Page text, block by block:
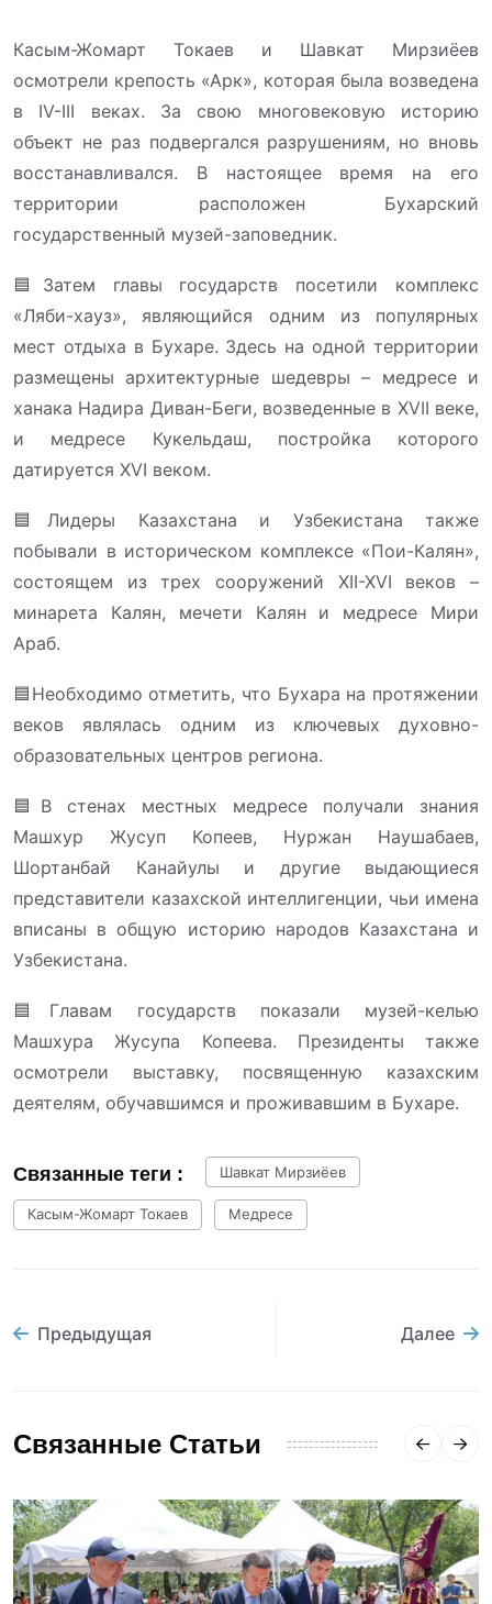
Касым-Жомарт Токаев и Шавкат Мирзиёев
осмотрели крепость «Арк», которая была возведена
в IV-III веках. За свою многовековую историю
объект не раз подвергался разрушениям, но вновь
восстанавливался. В настоящее время на его
территории расположен Бухарский
государственный музей-заповедник.
🟦Затем главы государств посетили комплекс
«Ляби-хауз», являющийся одним из популярных
мест отдыха в Бухаре. Здесь на одной территории
размещены архитектурные шедевры – медресе и
ханака Надира Диван-Беги, возведенные в XVII веке,
и медресе Кукельдаш, постройка которого
датируется XVI веком.
🟦Лидеры Казахстана и Узбекистана также
побывали в историческом комплексе «Пои-Калян»,
состоящем из трех сооружений XII-XVI веков –
минарета Калян, мечети Калян и медресе Мири
Араб.
🟦Необходимо отметить, что Бухара на протяжении
веков являлась одним из ключевых духовно-
образовательных центров региона.
🟦В стенах местных медресе получали знания
Машхур Жусуп Копеев, Нуржан Наушабаев,
Шортанбай Канайулы и другие выдающиеся
представители казахской интеллигенции, чьи имена
вписаны в общую историю народов Казахстана и
Узбекистана.
🟦Главам государств показали музей-келью
Машхура Жусупа Копеева. Президенты также
осмотрели выставку, посвященную казахским
деятелям, обучавшимся и проживавшим в Бухаре.
Связанные теги : Шавкат Мирзиёев
Касым-Жомарт Токаев Медресе
Предыдущая Далее
Связанные Статьи